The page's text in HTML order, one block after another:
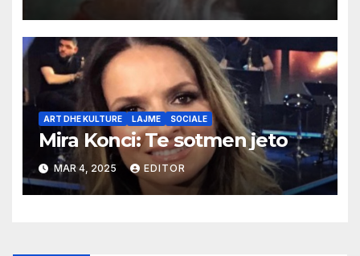
ART DHE KULTURE LAJME SOCIALE
Mira Konci: Te sotmen jeto
MAR 4, 2025 EDITOR